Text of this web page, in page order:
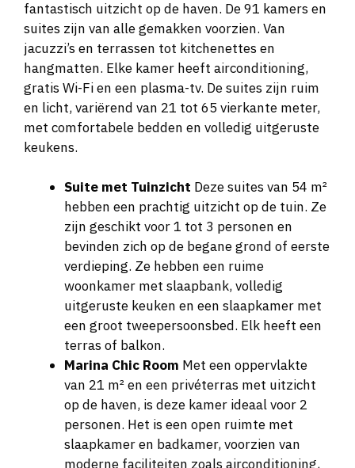
fantastisch uitzicht op de haven. De 91 kamers en
suites zijn van alle gemakken voorzien. Van
jacuzzi’s en terrassen tot kitchenettes en
hangmatten. Elke kamer heeft airconditioning,
gratis Wi-Fi en een plasma-tv. De suites zijn ruim
en licht, variërend van 21 tot 65 vierkante meter,
met comfortabele bedden en volledig uitgeruste
keukens.
Suite met Tuinzicht Deze suites van 54 m²
hebben een prachtig uitzicht op de tuin. Ze
zijn geschikt voor 1 tot 3 personen en
bevinden zich op de begane grond of eerste
verdieping. Ze hebben een ruime
woonkamer met slaapbank, volledig
uitgeruste keuken en een slaapkamer met
een groot tweepersoonsbed. Elk heeft een
terras of balkon.
Marina Chic Room Met een oppervlakte
van 21 m² en een privéterras met uitzicht
op de haven, is deze kamer ideaal voor 2
personen. Het is een open ruimte met
slaapkamer en badkamer, voorzien van
moderne faciliteiten zoals airconditioning,